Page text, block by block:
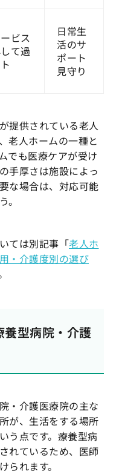
ビス
て過
日常生
活のサ
ポート
見守り
提供されている老人
老人ホームの一種と
でも医療ケアが受け
手厚さは施設によっ
な場合は、対応可能
。
ては別記事「老人ホ
・介護度別の選び
型病院・介護
・介護医療院の主な
が、生活をする場所
う点です。療養型病
れているため、医師
られます。